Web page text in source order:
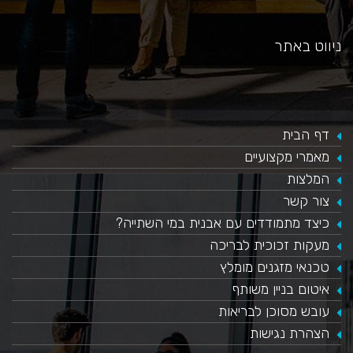
ניווט באתר
דף הבית
מאמרי מקצועיים
המלצות
צור קשר
כיצד מתמודדים עם אבנית במי השתייה?
​מעקות זכוכית לבריכה
טכנאי מזגנים מומלץ
איטום בניין משותף
עובש מסוכן לבריאות
הצהרת נגישות